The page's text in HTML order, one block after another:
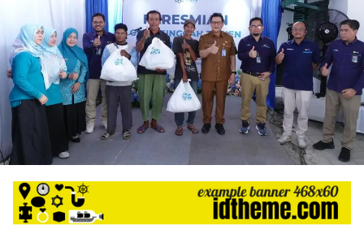
memiliki
kisaran
harga
iklan
yang
relatif
lebih
dari
Koran
maupun
media
siber